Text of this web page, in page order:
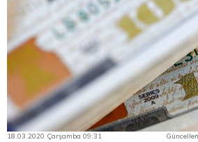
18.03.2020 Çarşamba 09:31